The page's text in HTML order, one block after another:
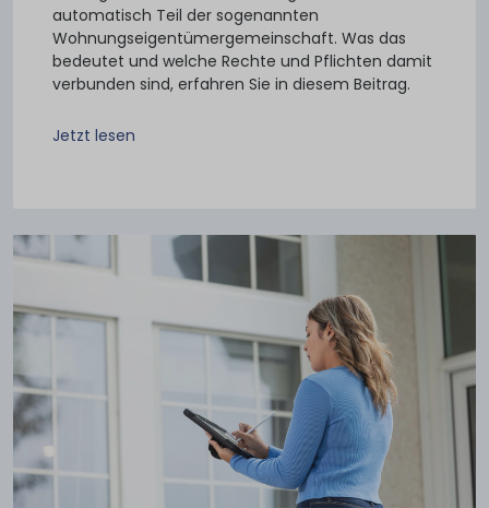
automatisch Teil der sogenannten
Wohnungseigentümergemeinschaft. Was das
bedeutet und welche Rechte und Pflichten damit
verbunden sind, erfahren Sie in diesem Beitrag.
Jetzt lesen